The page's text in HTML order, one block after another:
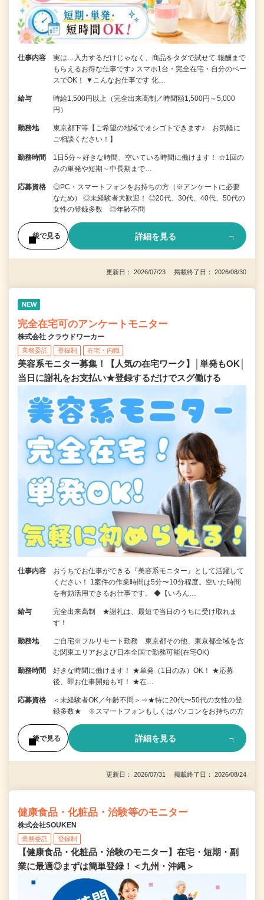
仕事内容
実は…入力するだけじゃなく、商品をタダで試せて 報酬まで
もらえるお得な仕事です♪ スマホ1台・完全在宅・自分のペー
スでOK！ ▼こんなお仕事です 化…
給与
時給1,500円以上（完全出来高制／時間額1,500円～5,000
円）
勤務地
東京都下等【ご希望の地域でオシゴトできます♪ お気軽に
ご相談ください！】
勤務時間
1日5分～好きな時間、空いている時間に働けます！ ☆1回の
みの単発や短期～中長期まで…
応募資格
◎PC・スマートフォンをお持ちの方（※アンケートに必要
なため） ◎未経験者大歓迎！ ◎20代、30代、40代、50代の
女性の登録多数 ◎年齢不問
後で見る 詳細を見る
更新日： 2026/07/23 掲載終了日： 2026/08/30
NEW
完全在宅可のアンケートモニター
株式会社 クラウドワーカー
業務委託 登録制 在宅・内職
美容系モニター募集！【人気の在宅ワーク】│単発もOK│
当日に謝礼をお支払い★登録するだけでスグ働ける
仕事内容
おうちでお仕事ができる『美容系モニター』として活躍して
ください！ 1案件の作業時間は5分〜10分程度。空いた時間
を有効活用できるお仕事です。 ◆【いろん…
給与
完全出来高制 ★謝礼は、最短で当日のうちに受け取れま
す！
勤務地
ご自宅※フルリモート勤務 東京都その他、東京都全域を含
む関東エリアおよび日本全国で勤務可能(在宅OK)
勤務時間
好きな時間に働けます！ ★単発（1日のみ）OK！ ★応募
後、即お仕事開始も可！ ★在…
応募資格
＜未経験者OK／年齢不問＞⇒★特に20代〜50代の女性の登
録多数★ ※スマートフォンもしくはパソコンをお持ちの方
後で見る 詳細を見る
更新日： 2026/07/31 掲載終了日： 2026/08/24
健康食品・化粧品・治験等のモニター
株式会社SOUKEN
業務委託 登録制
【健康食品・化粧品・治験のモニター】在宅・短期・副
業に最適◎まずは簡単登録！＜九州・沖縄＞